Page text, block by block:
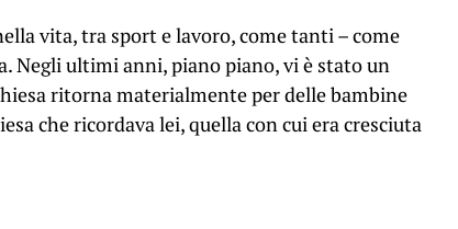
vita, tra sport e lavoro, come tanti – come
Negli ultimi anni, piano piano, vi è stato un
ritorna materialmente per delle bambine
che ricordava lei, quella con cui era cresciuta